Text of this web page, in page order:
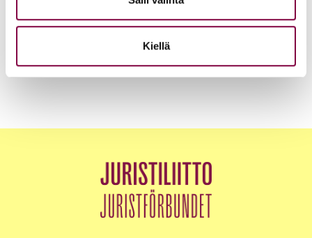
Kiellä
kokonaisturvallisuutta